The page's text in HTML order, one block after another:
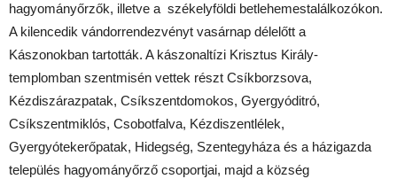
hagyományőrzők, illetve a székelyföldi betlehemestalálkozókon.
A kilencedik vándorrendezvényt vasárnap délelőtt a
Kászonokban tartották. A kászonaltízi Krisztus Király-
templomban szentmisén vettek részt Csíkborzsova,
Kézdiszárazpatak, Csíkszentdomokos, Gyergyóditró,
Csíkszentmiklós, Csobotfalva, Kézdiszentlélek,
Gyergyótekerőpatak, Hidegség, Szentegyháza és a házigazda
település hagyományőrző csoportjai, majd a község